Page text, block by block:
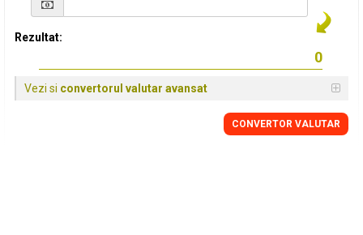
Rezultat:
Vezi si convertorul valutar avansat
CONVERTOR VALUTAR